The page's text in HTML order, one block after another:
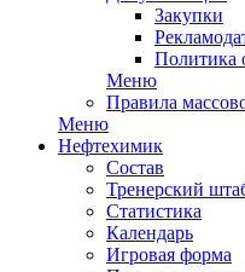
Закупки
Политика
Меню
Правила
Меню
Нефтехимик
Состав
Тренерский
Статистика
Календарь
Игровая форма